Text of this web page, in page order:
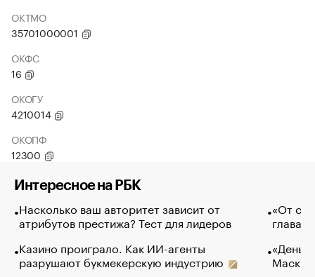
ОКТМО
35701000001
ОКФС
16
ОКОГУ
4210014
ОКОПФ
12300
Интересное на РБК
Насколько ваш авторитет зависит от
атрибутов престижа? Тест для лидеров
Казино проиграло. Как ИИ-агенты
разрушают букмекерскую индустрию
«От
глава
Маск в